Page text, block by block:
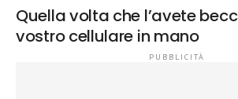
Quella volta che l’avete
vostro cellulare in mano